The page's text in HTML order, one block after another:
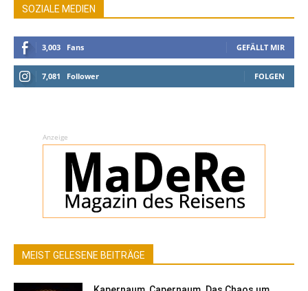
SOZIALE MEDIEN
3,003 Fans GEFÄLLT MIR
7,081 Follower FOLGEN
Anzeige
MEIST GELESENE BEITRÄGE